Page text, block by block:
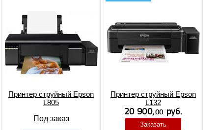
Принтер струйный Epson
L805
Под заказ
Принтер струйный Epson
L132
Заказать